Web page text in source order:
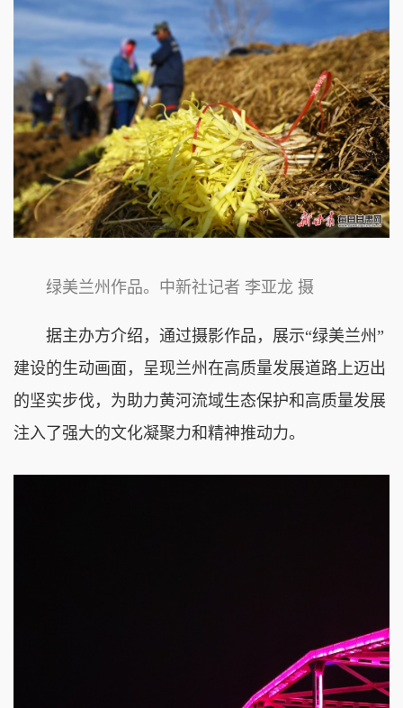
绿美兰州作品。中新社记者 李亚龙 摄
据主办方介绍，通过摄影作品，展示“绿美兰州”
建设的生动画面，呈现兰州在高质量发展道路上迈出
的坚实步伐，为助力黄河流域生态保护和高质量发展
注入了强大的文化凝聚力和精神推动力。